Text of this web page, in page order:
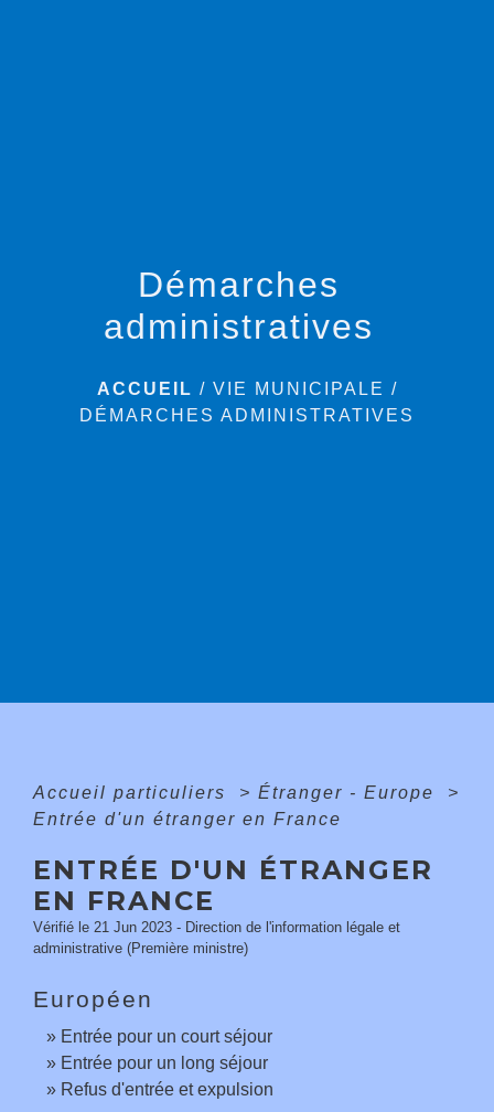
Démarches
administratives
ACCUEIL / VIE MUNICIPALE /
DÉMARCHES ADMINISTRATIVES
Accueil particuliers > Étranger - Europe
>
Entrée d'un étranger en France
ENTRÉE D'UN ÉTRANGER
EN FRANCE
Vérifié le 21 Jun 2023 - Direction de l'information légale et
administrative (Première ministre)
Européen
Entrée pour un court séjour
Entrée pour un long séjour
Refus d'entrée et expulsion